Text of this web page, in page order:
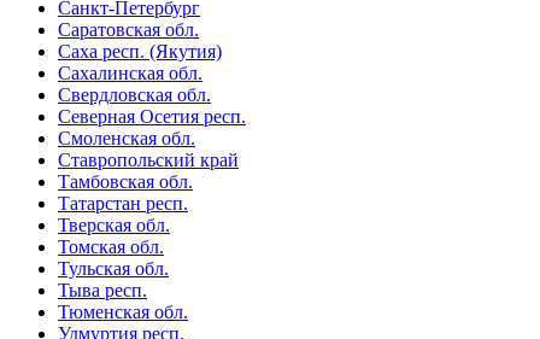
Санкт-Петербург
Саратовская обл.
Саха респ. (Якутия)
Сахалинская обл.
Свердловская обл.
Северная Осетия респ.
Смоленская обл.
Ставропольский край
Тамбовская обл.
Татарстан респ.
Тверская обл.
Томская обл.
Тульская обл.
Тыва респ.
Тюменская обл.
Удмуртия респ.